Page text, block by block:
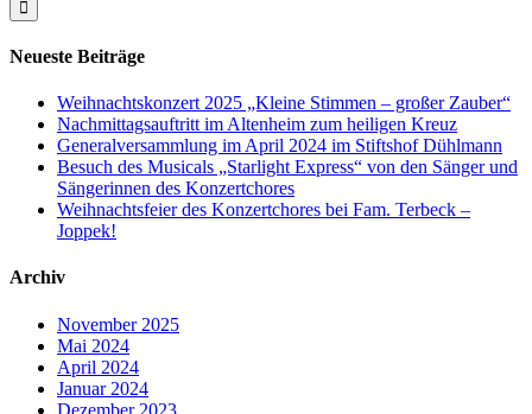
Neueste Beiträge
Weihnachtskonzert 2025 „Kleine Stimmen – großer Zauber“
Nachmittagsauftritt im Altenheim zum heiligen Kreuz
Generalversammlung im April 2024 im Stiftshof Dühlmann
Besuch des Musicals „Starlight Express“ von den Sänger und
Sängerinnen des Konzertchores
Weihnachtsfeier des Konzertchores bei Fam. Terbeck –
Joppek!
Archiv
November 2025
Mai 2024
April 2024
Januar 2024
Dezember 2023